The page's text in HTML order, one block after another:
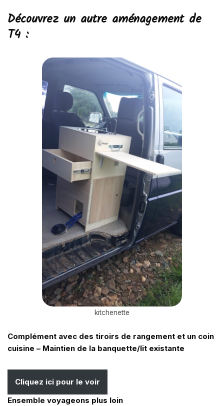
Découvrez un autre aménagement de
T4 :
kitchenette
Complément avec des tiroirs de rangement et un coin
cuisine – Maintien de la banquette/lit existante
Cliquez ici pour le voir
Ensemble voyageons plus loin